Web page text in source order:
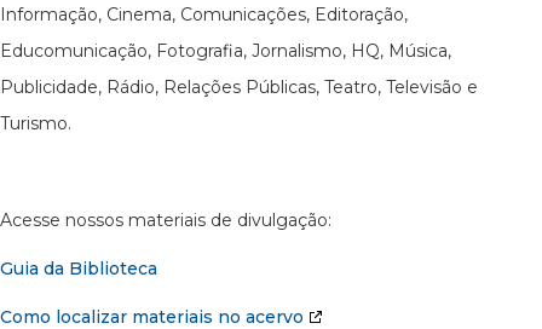
Informação, Cinema, Comunicações, Editoração,
Educomunicação, Fotografia, Jornalismo, HQ, Música,
Publicidade, Rádio, Relações Públicas, Teatro, Televisão e
Turismo.
Acesse nossos materiais de divulgação:
Guia da Biblioteca
Como localizar materiais no acervo